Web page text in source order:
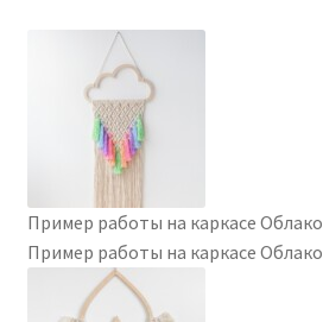
Пример работы на каркасе Облако
Пример работы на каркасе Облако